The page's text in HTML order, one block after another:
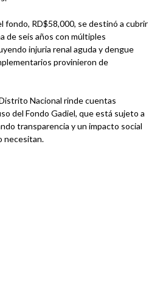
fondo, RD$58,000, se destinó a cubrir
de seis años con múltiples
injuria renal aguda y dengue
provinieron de
Nacional rinde cuentas
del Fondo Gadiel, que está sujeto a
transparencia y un impacto social
necesitan.